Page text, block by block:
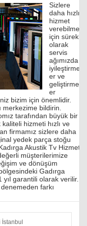
Sizlere
daha hızlı
hizmet
verebilmek
için sürekli
olarak
servis
ağımızda
iyileştirmel
er ve
geliştirmel
er
bizim için önemlidir.
bildirin.
tarafından büyük bir
hizmeti hızlı ve
firmamız sizlere daha
yedek parça stoğu
Akustik Tv Hizmeti
müşterilerimize
ve dönüşüm
Gadırga
garantili olarak verilir.
farkı
İstanbul